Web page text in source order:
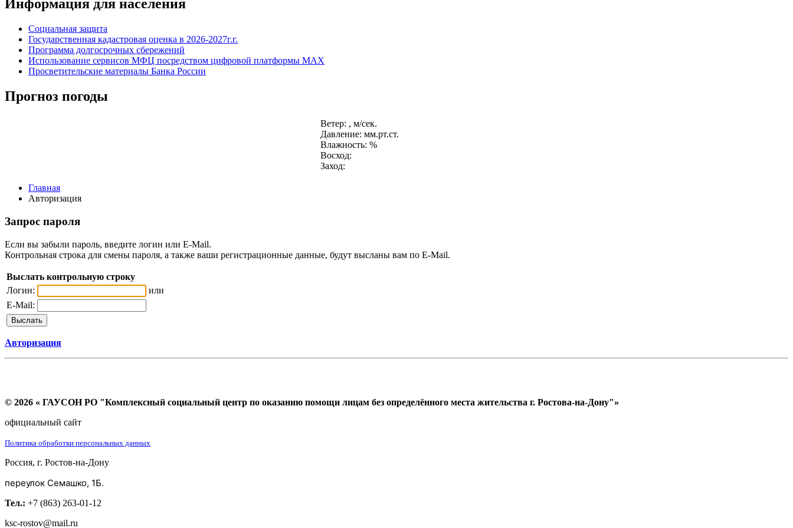
Информация для населения
Социальная защита
Государственная кадастровая оценка в 2026-2027г.г.
Программа долгосрочных сбережений
Использование сервисов МФЦ посредством цифровой платформы MAX
Просветительские материалы Банка России
Прогноз погоды
Ветер: , м/сек.
Давление: мм.рт.ст.
Влажность: %
Восход:
Заход:
Главная
Авторизация
Запрос пароля
Если вы забыли пароль, введите логин или E-Mail.
Контрольная строка для смены пароля, а также ваши регистрационные данные, будут высланы вам по E-Mail.
Выслать контрольную строку
Логин:
или
E-Mail:
Авторизация
© 2026 « ГАУСОН РО "Комплексный социальный центр по оказанию помощи лицам без определённого места жительства г. Ростова-на-Дону"»
официальный сайт
Политика обработки персональных данных
Россия, г. Ростов-на-Дону
переулок Семашко, 1Б.
Тел.: +7 (863) 263-01-12
ksc-rostov@mail.ru